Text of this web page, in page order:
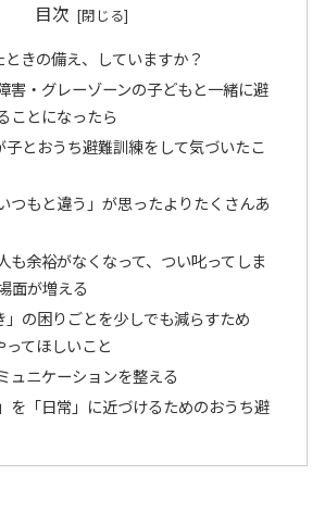
目次
きの備え、していますか？
害・グレーゾーンの子どもと一緒に避
ことになったら
子とおうち避難訓練をして気づいたこ
もと違う」が思ったよりたくさんあ
余裕がなくなって、つい叱ってしま
面が増える
」の困りごとを少しでも減らすため
てほしいこと
ュニケーションを整える
を「日常」に近づけるためのおうち避